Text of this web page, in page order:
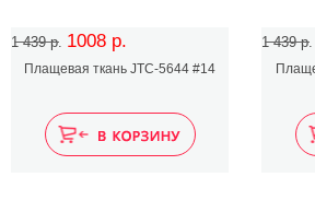
1 439 р. 1008 р.
Плащевая ткань JTC-5644 #14
1 439 р.